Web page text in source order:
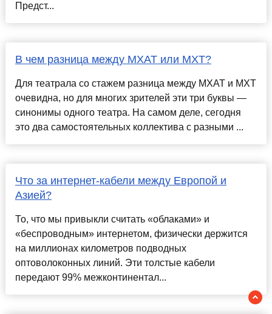
Предст...
В чем разница между МХАТ или МХТ?
Для театрала со стажем разница между МХАТ и МХТ
очевидна, но для многих зрителей эти три буквы —
синонимы одного театра. На самом деле, сегодня
это два самостоятельных коллектива с разными ...
Что за интернет-кабели между Европой и
Азией?
То, что мы привыкли считать «облаками» и
«беспроводным» интернетом, физически держится
на миллионах километров подводных
оптоволоконных линий. Эти толстые кабели
передают 99% межконтинентал...